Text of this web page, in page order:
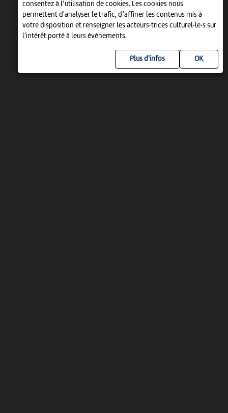
consentez à l’utilisation de cookies. Les cookies nous
permettent d'analyser le trafic, d’affiner les contenus mis à
votre disposition et renseigner les acteurs·trices culturel·le·s sur
l'intérêt porté à leurs événements.
Plus d'infos